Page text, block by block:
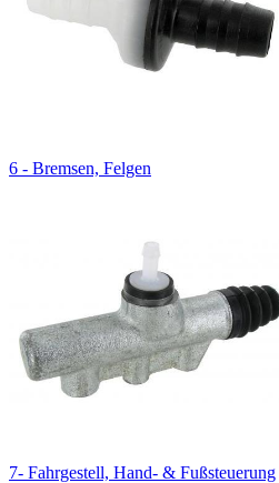
6 - Bremsen, Felgen
7- Fahrgestell, Hand- & Fußsteuerung